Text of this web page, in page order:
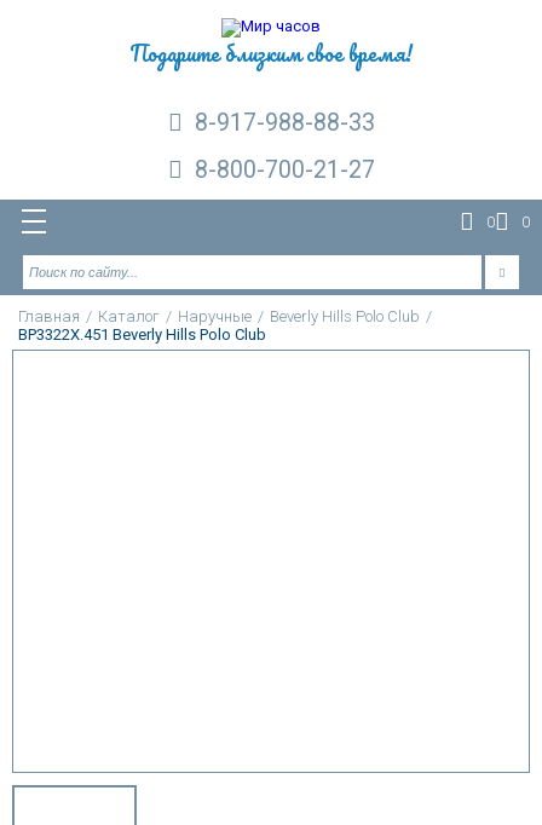
Подарите близким свое время!
8-917-988-88-33
8-800-700-21-27
0 0
Главная / Каталог / Наручные / Beverly Hills Polo Club /
BP3322X.451 Beverly Hills Polo Club